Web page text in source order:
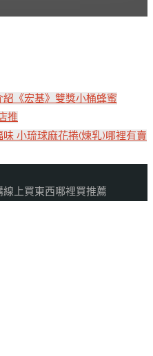
《宏基》雙獎小桶蜂蜜
推
小琉球麻花捲(煉乳)哪裡有賣
上買東西哪裡買推薦